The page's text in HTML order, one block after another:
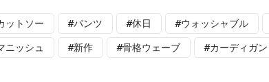
ットソー #パンツ #休日 #ウォッシャブル
ニッシュ #新作 #骨格ウェーブ #カーディガン